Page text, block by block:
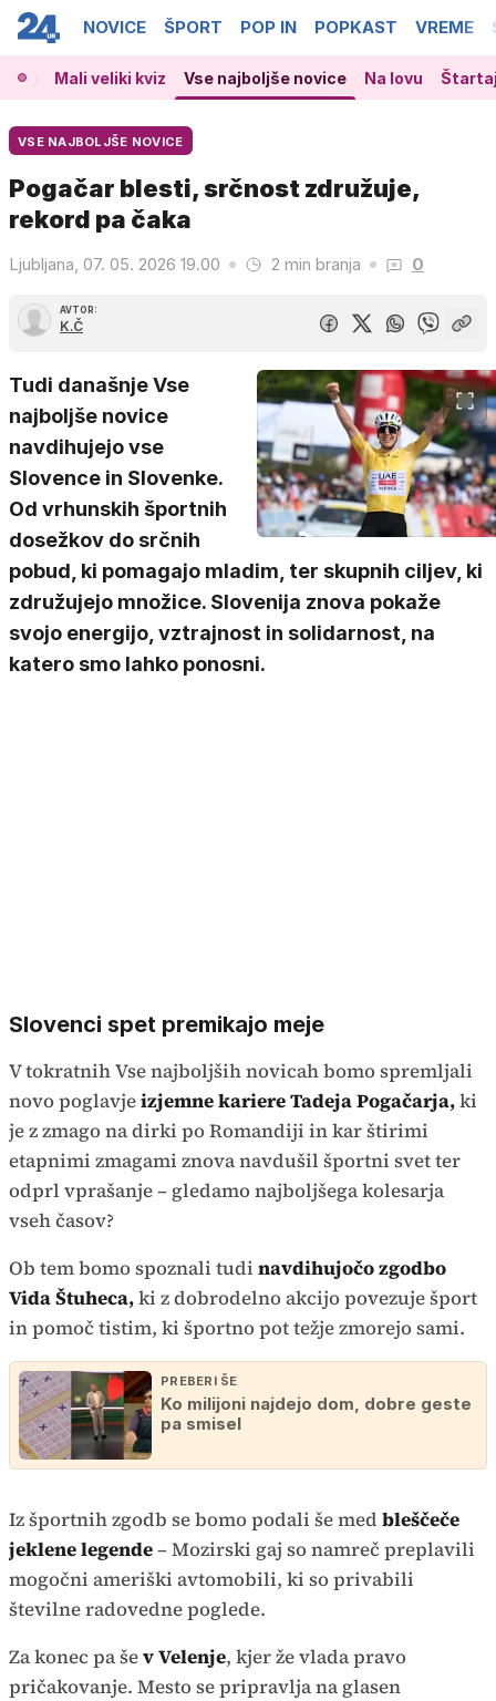
NOVICE ŠPORT POP IN POPKAST VREME
kri Mali veliki kviz Vse najboljše novice Na lovu
VSE NAJBOLJŠE NOVICE
Pogačar blesti, srčnost združuje,
rekord pa čaka
Ljubljana, 07. 05. 2026 19.00 2 min branja 0
AVTOR:
K.Č
Tudi današnje Vse
najboljše novice
navdihujejo vse
Slovence in Slovenke.
Od vrhunskih športnih
dosežkov do srčnih
pobud, ki pomagajo mladim, ter skupnih ciljev, ki
združujejo množice. Slovenija znova pokaže
svojo energijo, vztrajnost in solidarnost, na
katero smo lahko ponosni.
Slovenci spet premikajo meje
V tokratnih Vse najboljših novicah bomo spremljali
novo poglavjeizjemne kariere Tadeja Pogačarja,ki
je z zmago na dirki po Romandiji in kar štirimi
etapnimi zmagami znova navdušil športni svet ter
odprl vprašanje – gledamo najboljšega kolesarja
vseh časov?
Ob tem bomo spoznali tudi navdihujočo zgodbo
Vida Štuheca,ki z dobrodelno akcijo povezuje šport
in pomoč tistim, ki športno pot težje zmorejo sami.
PREBERI ŠE
Ko milijoni najdejo dom, dobre geste
pa smisel
Iz športnih zgodb se bomo podali še med bleščeče
jeklene legende– Mozirski gaj so namreč preplavili
mogočni ameriški avtomobili, ki so privabili
številne radovedne poglede.
Za konec pa šev Velenje, kjer že vlada pravo
pričakovanje. Mesto se pripravlja na glasen